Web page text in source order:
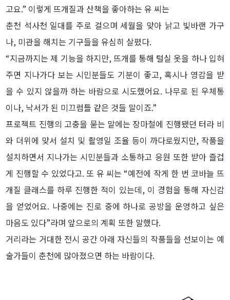
고요.” 이렇게 뜨개질과 산책을 좋아하는 유 씨는
춘천 석사천 일대를 주로 걸으며 세월을 맞아 낡고 빛바랜 가구
나, 미관을 해치는 기구들을 유심히 살폈다.
“지금까지는 제 기능을 하지만, 뜨개를 통해 털실 옷을 하나 입혀
주면 지나가다 보는 시민분들도 기분이 좋고, 혹시나 영감을 받
을 수 있지 않을까 하는 바람으로 시도했어요. 나무로 된 우체통
이나, 낙서가 된 미끄럼틀 같은 것들 말이죠.”
프로젝트 진행의 고충을 묻는 말에는 장마철에 진행됐던 터라 비
와 더위에 맞서 설치 및 촬영일 조율 등이 까다로웠지만, 작품을
설치하면서 지나가는 시민분들과 소통하고 응원 또한 받아 즐겁
게 진행할 수 있었다고. 또 유 씨는 “예전에 작게 한 번 코바늘 뜨
개질 클래스를 하루 진행한 적이 있는데, 이 경험을 통해 자신감
을 얻었어요. 나중에는 진로 중에 하나로 공방을 운영하고 싶은
마음도 있다”라며 앞으로의 계획 또한 말했다.
거리라는 거대한 전시 공간 아래 자신들의 작품들을 선보이는 예
술가들이 춘천에 많아졌으면 하는 바람이다.